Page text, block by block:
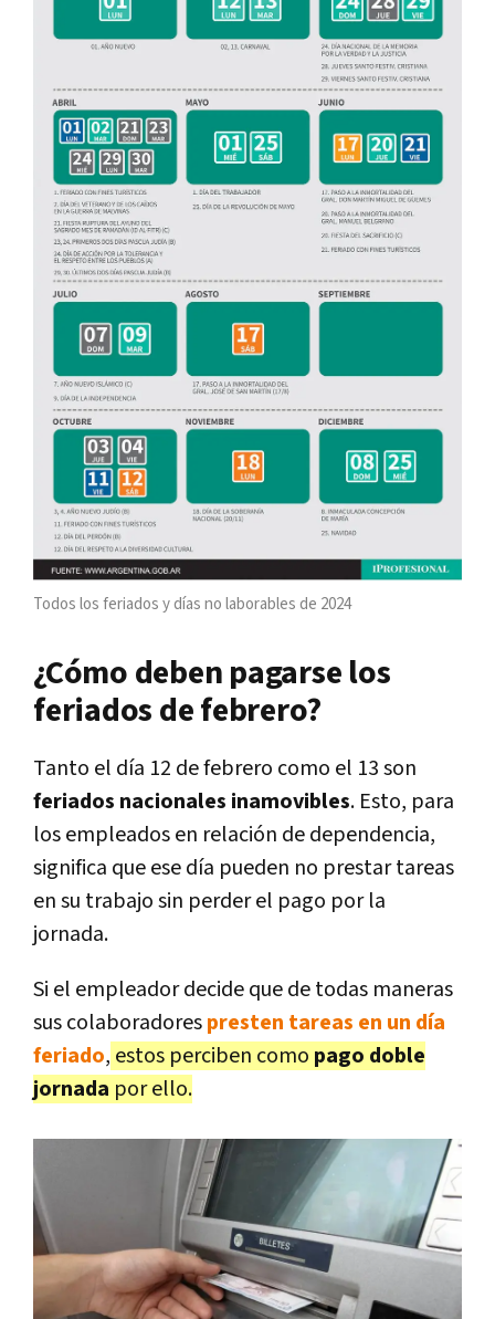
Todos los feriados y días no laborables de 2024
¿Cómo deben pagarse los
feriados de febrero?
Tanto el día 12 de febrero como el 13 son
feriados nacionales inamovibles. Esto, para
los empleados en relación de dependencia,
significa que ese día pueden no prestar tareas
en su trabajo sin perder el pago por la
jornada.
Si el empleador decide que de todas maneras
sus colaboradorespresten tareas en un día
feriado, estos perciben como pago doble
jornada por ello.